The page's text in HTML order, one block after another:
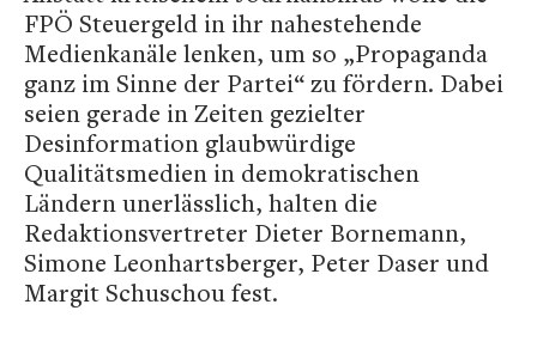
FPÖ Steuergeld in ihr nahestehende
Medienkanäle lenken, um so „Propaganda
ganz im Sinne der Partei“ zu fördern. Dabei
seien gerade in Zeiten gezielter
Desinformation glaubwürdige
Qualitätsmedien in demokratischen
Ländern unerlässlich, halten die
Redaktionsvertreter Dieter Bornemann,
Simone Leonhartsberger, Peter Daser und
Margit Schuschou fest.